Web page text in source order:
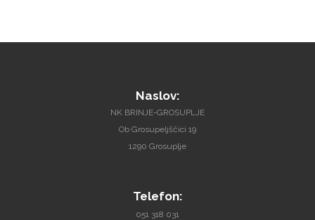
Naslov:
NK BRINJE-GROSUPLJE
Ob Grosupeljščici 19
1290 Grosuplje
Telefon:
051 318 031